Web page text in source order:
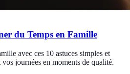
du Temps en Famille
avec ces 10 astuces simples et
journées en moments de qualité.